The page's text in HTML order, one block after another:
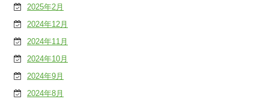
2025年2月
2024年12月
2024年11月
2024年10月
2024年9月
2024年8月